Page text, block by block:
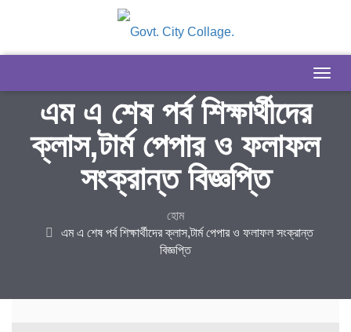
এম এ শেষ পর্ব শিক্ষার্থীদের
ক্লাস,টার্ম পেপার ও ফলাফল
সংক্রান্ত বিজ্ঞপ্তি
হোম
এম এ শেষ পর্ব শিক্ষার্থীদের ক্লাস,টার্ম পেপার ও ফলাফল সংক্রান্ত
বিজ্ঞপ্তি